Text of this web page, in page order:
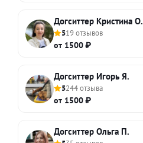
Догситтер Кристина О.
519 отзывов
от 1500 ₽
Догситтер Игорь Я.
5244 отзыва
от 1500 ₽
Догситтер Ольга П.